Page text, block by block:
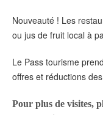
Nouveauté ! Les
ou jus de fruit local à
Le Pass tourisme
offres et réductions
Pour plus de visites,